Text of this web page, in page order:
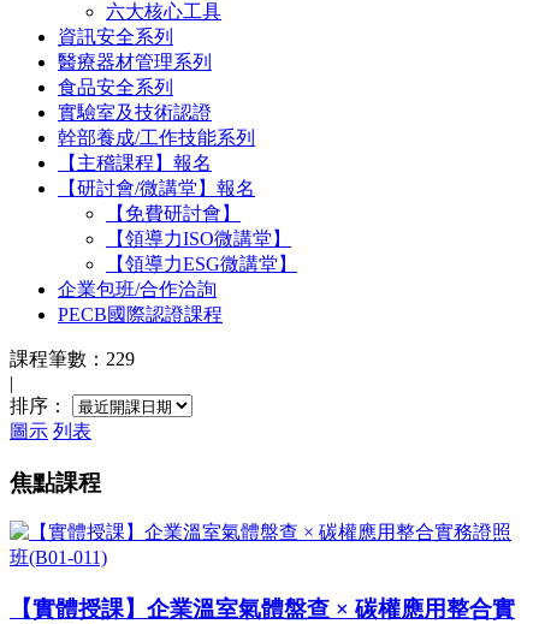
六大核心工具
資訊安全系列
醫療器材管理系列
食品安全系列
實驗室及技術認證
幹部養成/工作技能系列
【主稽課程】報名
【研討會/微講堂】報名
【免費研討會】
【領導力ISO微講堂】
【領導力ESG微講堂】
企業包班/合作洽詢
PECB國際認證課程
課程筆數：229
|
排序：
圖示 列表
焦點課程
【實體授課】企業溫室氣體盤查 × 碳權應用整合實